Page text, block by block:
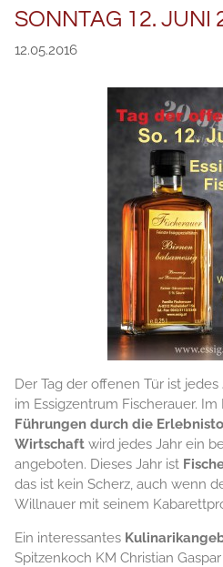
SONNTAG 12. JUNI
12.05.2016
Der Tag der offenen Tür ist
im Essigzentrum Fischerauer.
Führungen durch die
Wirtschaft wird jedes Jahr ein
angeboten. Dieses Jahr ist
das ist kein Scherz, auch wenn
Willnauer mit seinem
Ein interessantes
Spitzenkoch KM Christian